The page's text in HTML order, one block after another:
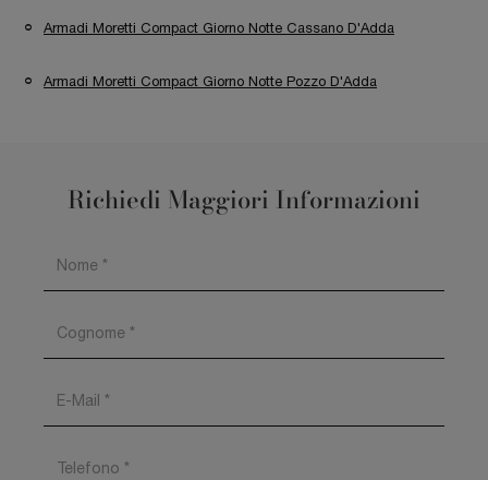
Armadi Moretti Compact Giorno Notte Cassano D'Adda
Armadi Moretti Compact Giorno Notte Pozzo D'Adda
Richiedi Maggiori Informazioni